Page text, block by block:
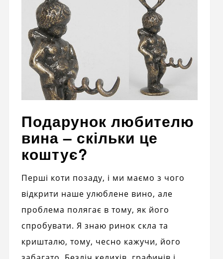
Подарунок любителю
вина – скільки це
коштує?
Перші коти позаду, і ми маємо з чого
відкрити наше улюблене вино, але
проблема полягає в тому, як його
спробувати. Я знаю ринок скла та
кришталю, тому, чесно кажучи, його